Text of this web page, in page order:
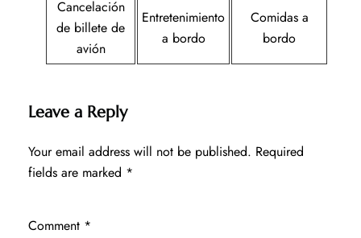
Cancelación
de billete de
avión
Entretenimiento
a bordo
Comidas a
bordo
Leave a Reply
Your email address will not be published. Required
fields are marked *
Comment *